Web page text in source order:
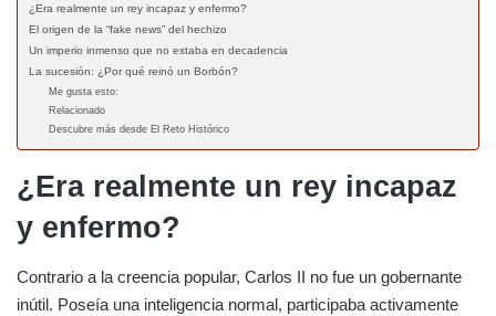
¿Era realmente un rey incapaz y enfermo?
El origen de la “fake news” del hechizo
Un imperio inmenso que no estaba en decadencia
La sucesión: ¿Por qué reinó un Borbón?
Me gusta esto:
Relacionado
Descubre más desde El Reto Histórico
¿Era realmente un rey incapaz
y enfermo?
Contrario a la creencia popular, Carlos II no fue un gobernante
inútil. Poseía una inteligencia normal, participaba activamente